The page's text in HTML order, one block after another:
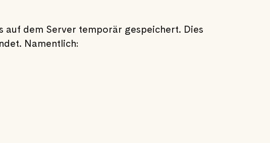
dem Server temporär gespeichert. Dies
Namentlich: